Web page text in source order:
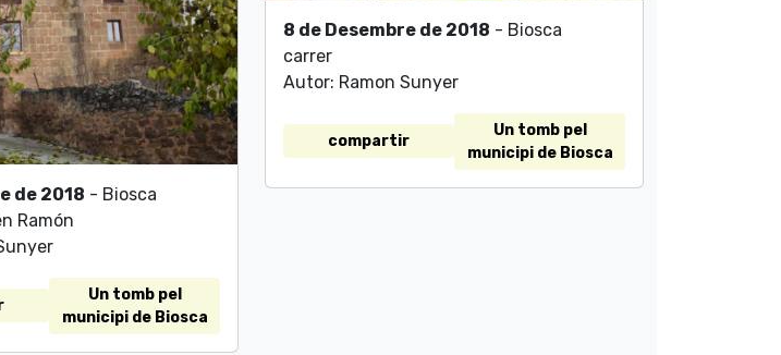
de 2018 - Biosca
Ramón
Un tomb pel
municipi de Biosca
8 de Desembre de 2018 - Biosca
carrer
Autor: Ramon Sunyer
compartir
Un tomb pel
municipi de Biosca